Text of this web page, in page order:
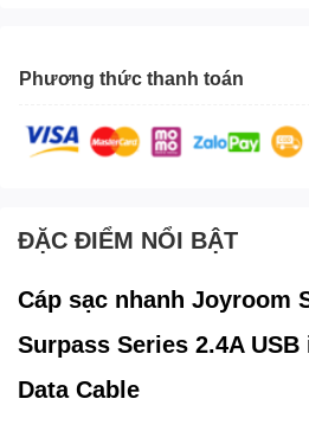
Phương thức thanh toán
ĐẶC ĐIỂM NỔI BẬT
Cáp sạc nhanh Joyroom
Surpass Series 2.4A
Data Cable